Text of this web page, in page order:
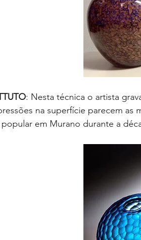
: Nesta técnica o artista
na superfície parecem as
em Murano durante a